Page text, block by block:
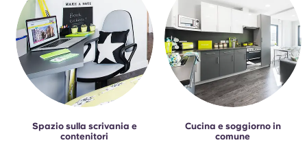
Spazio sulla scrivania e
contenitori
Cucina e soggiorno in
comune